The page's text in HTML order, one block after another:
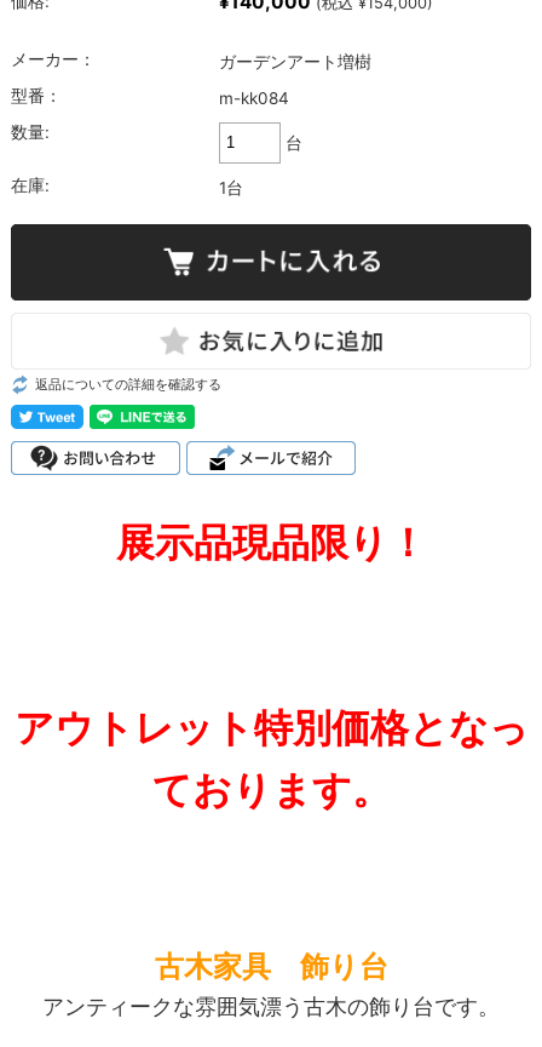
メーカー：
ガーデンアート増樹
型番：
m-kk084
数量:
台
在庫: 1台
返品についての詳細を確認する
展示品現品限り！
アウトレット特別価格となっ
ております。
古木家具 飾り台
アンティークな雰囲気漂う古木の飾り台です。